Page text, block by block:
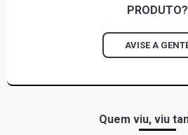
PRODUTO?
AVISE A
Quem viu, viu